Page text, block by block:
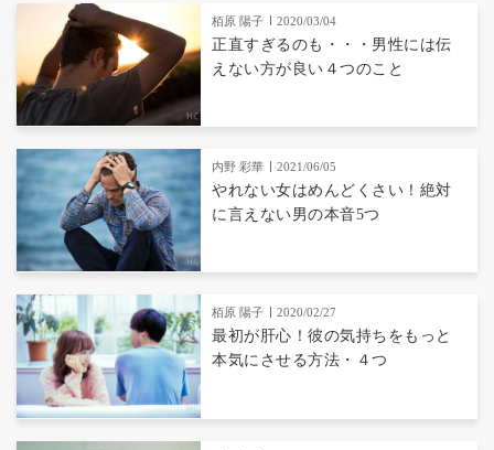
栢原 陽子 2020/03/04
正直すぎるのも・・・男性には伝
えない方が良い４つのこと
内野 彩華 2021/06/05
やれない女はめんどくさい！絶対
に言えない男の本音5つ
栢原 陽子 2020/02/27
最初が肝心！彼の気持ちをもっと
本気にさせる方法・４つ